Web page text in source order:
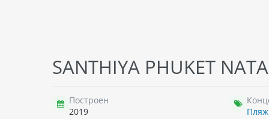
SANTHIYA PHUKET
Построен
2019